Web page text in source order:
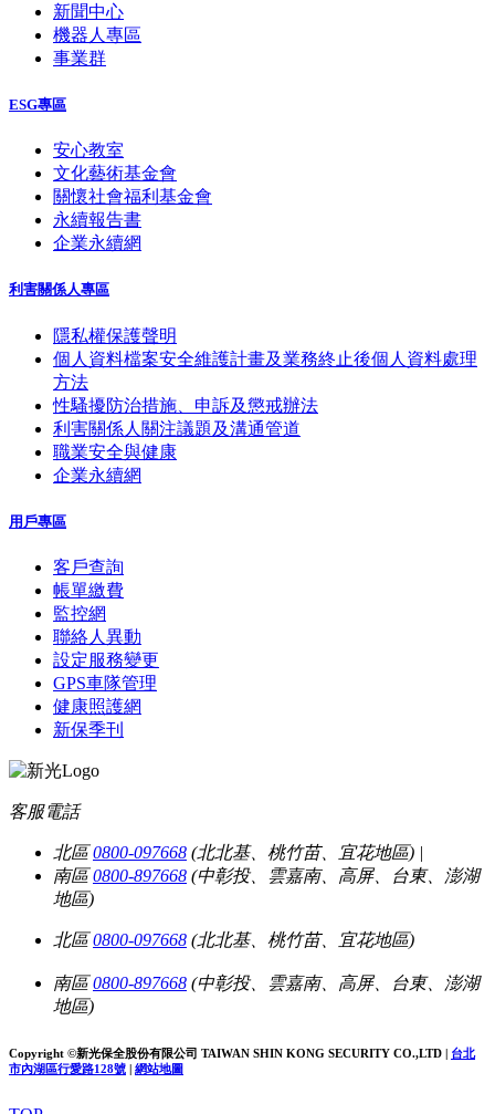
新聞中心
機器人專區
事業群
ESG專區
安心教室
文化藝術基金會
關懷社會福利基金會
永續報告書
企業永續網
利害關係人專區
隱私權保護聲明
個人資料檔案安全維護計畫及業務終止後個人資料處理
方法
性騷擾防治措施、申訴及懲戒辦法
利害關係人關注議題及溝通管道
職業安全與健康
企業永續網
用戶專區
客戶查詢
帳單繳費
監控網
聯絡人異動
設定服務變更
GPS車隊管理
健康照護網
新保季刊
客服電話
北區0800-097668 (北北基、桃竹苗、宜花地區) |
南區0800-897668 (中彰投、雲嘉南、高屏、台東、澎湖
地區)
北區0800-097668 (北北基、桃竹苗、宜花地區)
南區0800-897668 (中彰投、雲嘉南、高屏、台東、澎湖
地區)
Copyright ©新光保全股份有限公司 TAIWAN SHIN KONG SECURITY CO.,LTD | 台北
市內湖區行愛路128號 | 網站地圖